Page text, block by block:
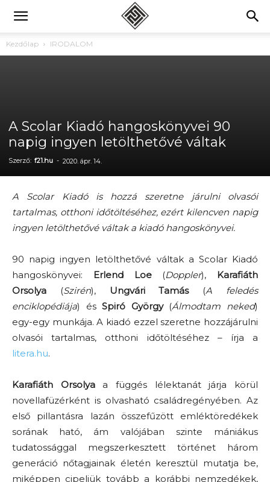
Kezdőlap IRODALOM
A Scolar Kiadó hangoskönyvei 90
napig ingyen letölthetővé váltak
Szerző: f21.hu - 2020. ápr. 14.
A Scolar Kiadó is hozzá szeretne járulni olvasói
tartalmas, otthoni időtöltéséhez, ezért kilencven napig
ingyen letölthetővé váltak a kiadó hangoskönyvei.
90 napig ingyen letölthetővé váltak a Scolar Kiadó
hangoskönyvei: Erlend Loe(Doppler), Karafiáth
Orsolya (Szirén), Ungvári Tamás(A feledés
enciklopédiája) ésSpiró György(Álmodtam neked)
egy-egy munkája. A kiadó ezzel szeretne hozzájárulni
olvasói tartalmas, otthoni időtöltéséhez – írja a
litera.hu.
Karafiáth Orsolyaa függés lélektanát járja körül
novellafüzérként is olvasható családregényében. Az
első pillantásra lazán összefűzött emléktöredékek
sorának ható, ám valójában szinte mániákus
tudatossággal megszerkesztett történet három
generáció nőtagjainak életén keresztül mutatja be,
miképpen cipeljük tovább a korábbi nemzedékek,